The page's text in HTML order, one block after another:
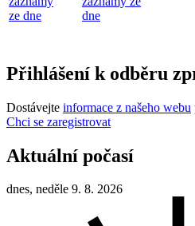
ze dne
dne
Přihlášení k odběru
Dostávejte informace z našeho webu
Chci se zaregistrovat
Aktuální počasí
dnes, neděle 9. 8. 2026